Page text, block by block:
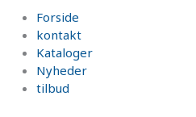
Forside
kontakt
Kataloger
Nyheder
tilbud